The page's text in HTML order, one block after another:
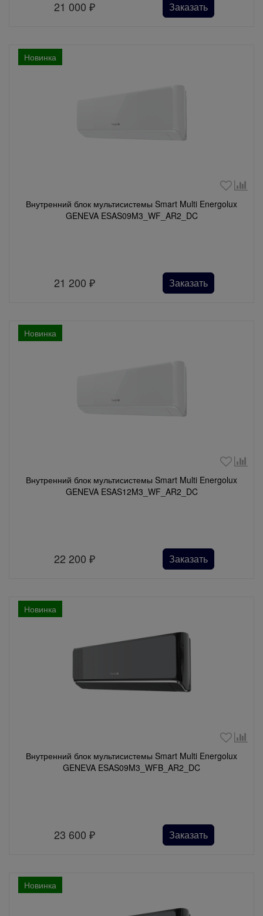
21 000₽ Заказать
Новинка
Внутренний блок мультисистемы Smart Multi Energolux
GENEVA ESAS09M3_WF_AR2_DC
21 200₽ Заказать
Новинка
Внутренний блок мультисистемы Smart Multi Energolux
GENEVA ESAS12M3_WF_AR2_DC
22 200₽ Заказать
Новинка
Внутренний блок мультисистемы Smart Multi Energolux
GENEVA ESAS09M3_WFB_AR2_DC
23 600₽ Заказать
Новинка